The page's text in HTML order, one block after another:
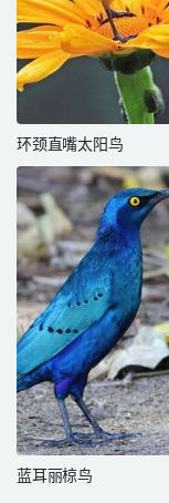
环颈直嘴太阳鸟
蓝耳丽椋鸟